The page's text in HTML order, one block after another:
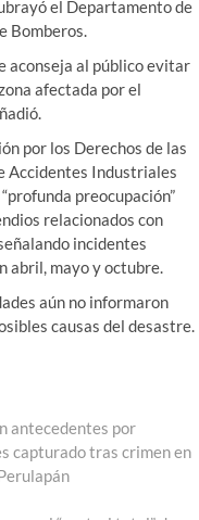
el Departamento de
Bomberos.
aconseja al público evitar
afectada por el
por los Derechos de las
Accidentes Industriales
preocupación”
relacionados con
incidentes
abril, mayo y octubre.
aún no informaron
causas del desastre.
antecedentes por
capturado tras crimen en